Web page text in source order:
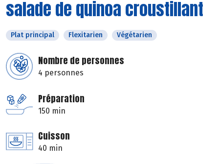
salade de quinoa croustillant
Plat principal Flexitarien Végétarien
Nombre de personnes
4 personnes
Préparation
150 min
Cuisson
40 min